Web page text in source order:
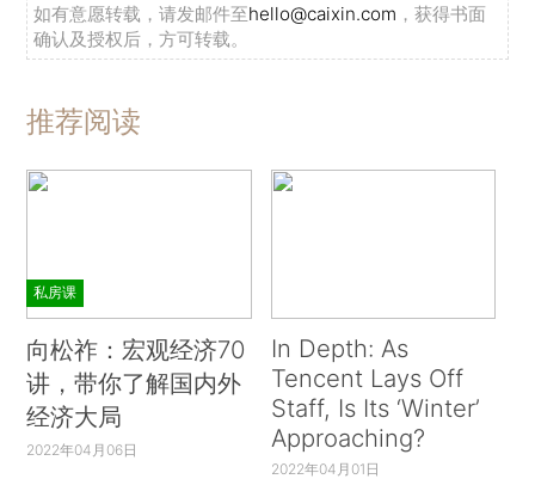
如有意愿转载，请发邮件至hello@caixin.com ，获得书面
确认及授权后，方可转载。
推荐阅读
私房课
向松祚：宏观经济70
讲，带你了解国内外
经济大局
2022年04月06日
In Depth: As
Tencent Lays Off
Staff, Is Its ‘Winter’
Approaching?
2022年04月01日